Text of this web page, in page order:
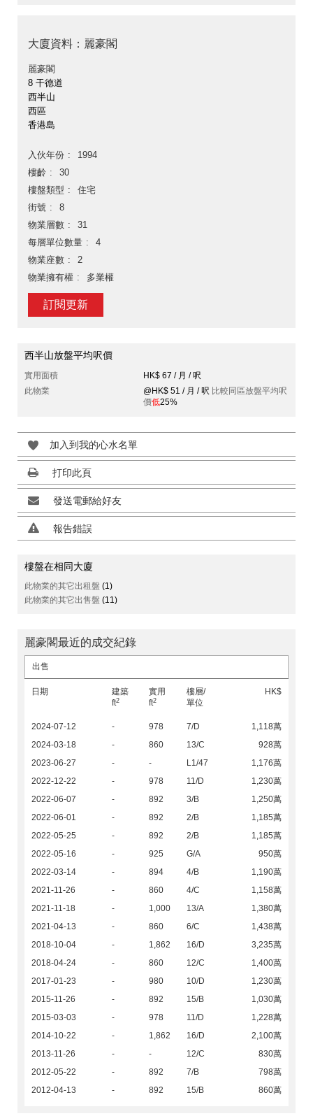
大廈資料：麗豪閣
麗豪閣
8 干德道
西半山
西區
香港島
入伙年份
1994
樓齡
30
樓盤類型
住宅
街號
8
物業層數
31
每層單位數量
4
物業座數
2
物業擁有權
多業權
訂閱更新
西半山放盤平均呎價
實用面積
HK$ 67 / 月 / 呎
此物業
@HK$ 51 / 月 / 呎 比較同區放盤平均呎
價低25%
加入到我的心水名單
打印此頁
發送電郵給好友
報告錯誤
樓盤在相同大廈
此物業的其它出租盤 (1)
此物業的其它出售盤 (11)
麗豪閣最近的成交紀錄
出售
日期
建築
ft2
實用
ft2
樓層/
單位
HK$
2024-07-12 - 978 7/D
1,118萬
2024-03-18
- 860 13/C
928萬
2023-06-27
- - L1/47
1,176萬
2022-12-22
- 978 11/D
1,230萬
2022-06-07
- 892 3/B
1,250萬
2022-06-01
- 892 2/B
1,185萬
2022-05-25
- 892 2/B
1,185萬
2022-05-16
- 925 G/A
950萬
2022-03-14
- 894 4/B
1,190萬
2021-11-26
- 860 4/C
1,158萬
2021-11-18
- 1,000 13/A
1,380萬
2021-04-13
- 860 6/C
1,438萬
2018-10-04
- 1,862 16/D
3,235萬
2018-04-24
- 860 12/C
1,400萬
2017-01-23
- 980 10/D
1,230萬
2015-11-26
- 892 15/B
1,030萬
2015-03-03
- 978 11/D
1,228萬
2014-10-22
- 1,862 16/D
2,100萬
2013-11-26
- - 12/C
830萬
2012-05-22
- 892 7/B
798萬
2012-04-13
- 892 15/B 860萬